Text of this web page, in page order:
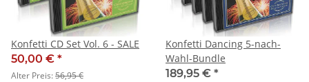
Konfetti CD Set Vol. 6 - SALE
50,00 € *
Alter Preis:56,95 €
Konfetti Dancing 5-nach-
Wahl-Bundle
189,95 € *